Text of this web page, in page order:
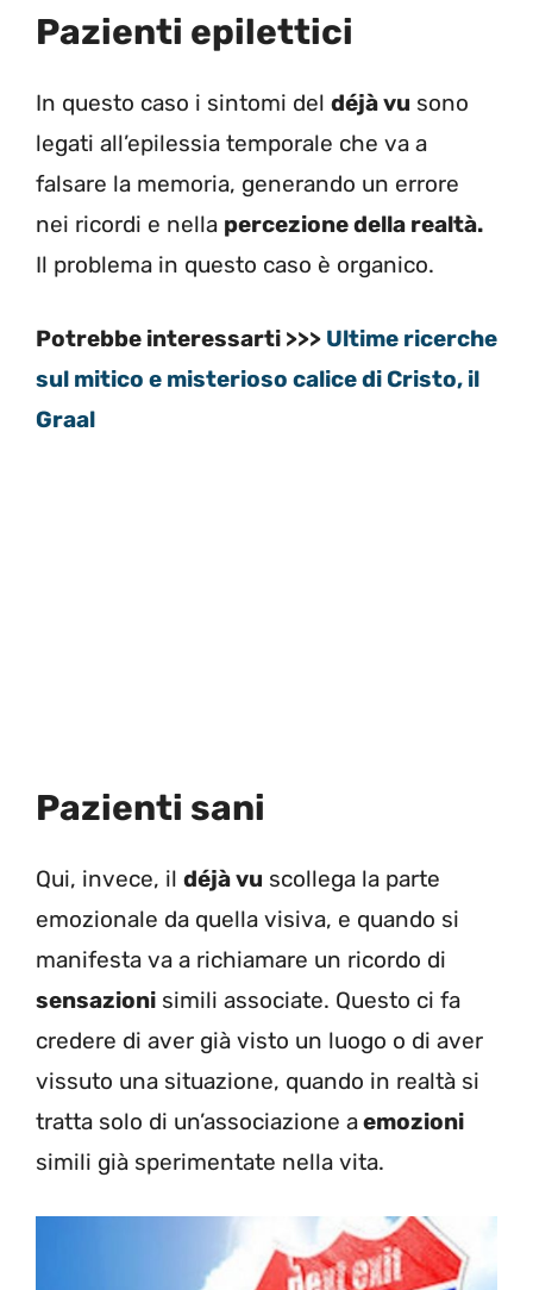
Pazienti epilettici
In questo caso i sintomi del déjà vu sono
legati all’epilessia temporale che va a
falsare la memoria, generando un errore
nei ricordi e nella percezione della realtà.
Il problema in questo caso è organico.
Potrebbe interessarti >>> Ultime ricerche
sul mitico e misterioso calice di Cristo, il
Graal
Pazienti sani
Qui, invece, il déjà vu scollega la parte
emozionale da quella visiva, e quando si
manifesta va a richiamare un ricordo di
sensazioni simili associate. Questo ci fa
credere di aver già visto un luogo o di aver
vissuto una situazione, quando in realtà si
tratta solo di un’associazione aemozioni
simili già sperimentate nella vita.